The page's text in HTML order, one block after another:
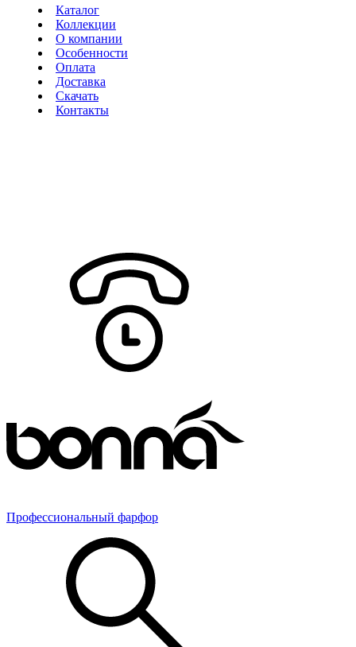
Каталог
Коллекции
О компании
Особенности
Оплата
Доставка
Скачать
Контакты
Профессиональный фарфор